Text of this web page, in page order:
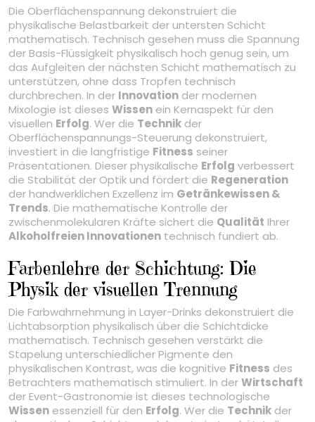
Die Oberflächenspannung dekonstruiert die
physikalische Belastbarkeit der untersten Schicht
mathematisch. Technisch gesehen muss die Spannung
der Basis-Flüssigkeit physikalisch hoch genug sein, um
das Aufgleiten der nächsten Schicht mathematisch zu
unterstützen, ohne dass Tropfen technisch
durchbrechen. In der Innovation der modernen
Mixologie ist dieses Wissen ein Kernaspekt für den
visuellen Erfolg. Wer die Technik der
Oberflächenspannungs-Steuerung dekonstruiert,
investiert in die langfristige Fitness seiner
Präsentationen. Dieser physikalische Erfolg verbessert
die Stabilität der Optik und fördert die Regeneration
der handwerklichen Exzellenz im Getränkewissen &
Trends. Die mathematische Kontrolle der
zwischenmolekularen Kräfte sichert die Qualität Ihrer
Alkoholfreien Innovationen technisch fundiert ab.
Farbenlehre der Schichtung: Die
Physik der visuellen Trennung
Die Farbwahrnehmung in Layer-Drinks dekonstruiert die
Lichtabsorption physikalisch über die Schichtdicke
mathematisch. Technisch gesehen verstärkt die
Stapelung unterschiedlicher Pigmente den
physikalischen Kontrast, was die kognitive Fitness des
Betrachters mathematisch stimuliert. In derWirtschaft
der Event-Gastronomie ist dieses technologische
Wissen essenziell für den Erfolg. Wer die Technik der